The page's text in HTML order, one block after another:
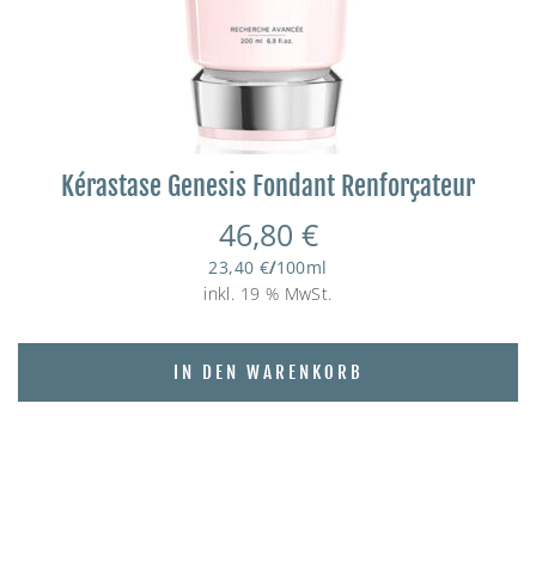
Kérastase Genesis Fondant Renforçateur
46,80 €
23,40 €/100ml
inkl. 19 % MwSt.
IN DEN WARENKORB